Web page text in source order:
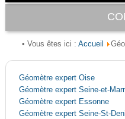
• Vous êtes ici : Accueil
Géomètre expert Oise
Géomètre expert Seine-et-
Géomètre expert Essonne
Géomètre expert Seine-St-